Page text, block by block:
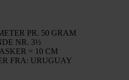
PR. 50 GRAM
NR. 3½
= 10 CM
FRA: URUGUAY